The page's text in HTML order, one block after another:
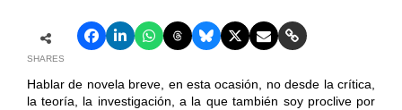
SHARES
Hablar de novela breve, en esta ocasión, no desde la crítica,
la teoría, la investigación, a la que también soy proclive por